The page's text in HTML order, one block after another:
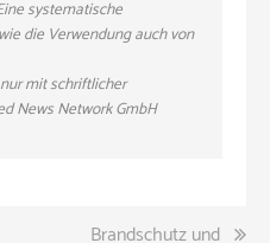
systematische
die Verwendung auch von
mit schriftlicher
News Network GmbH
Brandschutz und